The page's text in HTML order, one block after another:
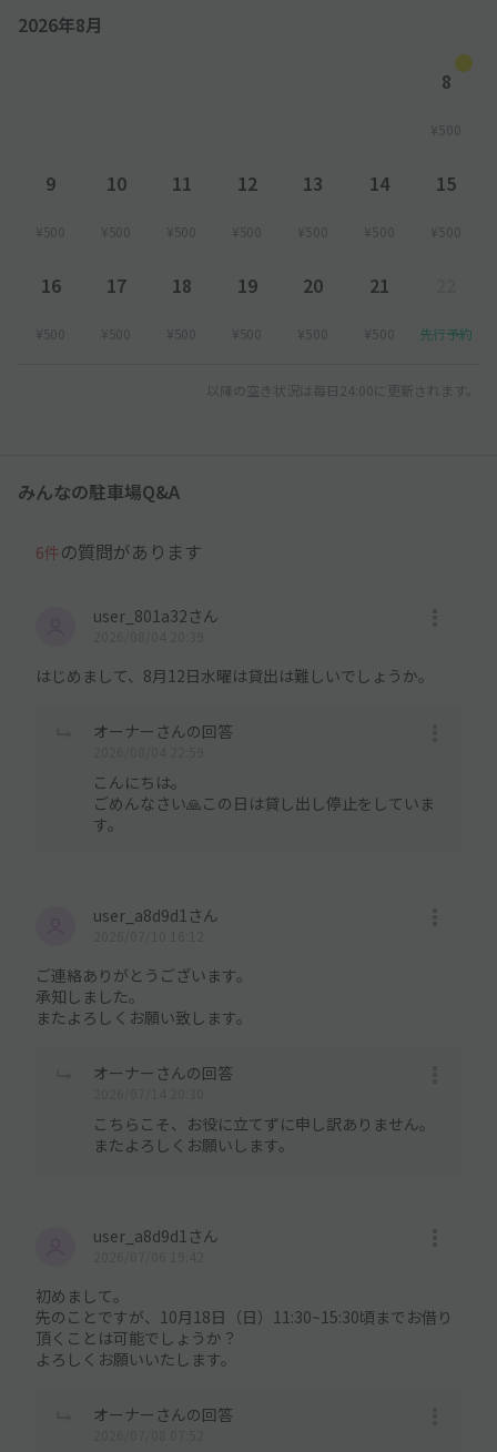
2026年8月
8
¥500
9
¥500
10
¥500
11
¥500
12
¥500
13
¥500
14
¥500
15
¥500
16
¥500
17
¥500
18
¥500
19
¥500
20
¥500
21
¥500 先行予約
以降の空き状況は毎日24:00に更新されます。
みんなの駐車場Q&A
6件の質問があります
user_801a32さん
はじめまして、8月12日水曜は貸出は難しいでしょうか。
オーナーさんの回答
こんにちは。
ごめんなさい🙏この日は貸し出し停止をしていま
す。
user_a8d9d1さん
ご連絡ありがとうございます。
承知しました。
またよろしくお願い致します。
オーナーさんの回答
こちらこそ、お役に立てずに申し訳ありません。
またよろしくお願いします。
user_a8d9d1さん
初めまして。
先のことですが、10月18日（日）11:30~15:30頃までお借り
頂くことは可能でしょうか？
よろしくお願いいたします。
オーナーさんの回答